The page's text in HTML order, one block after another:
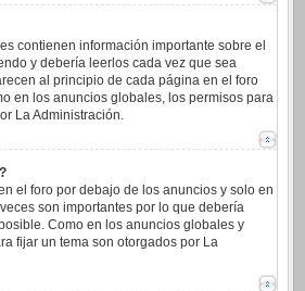
contienen información importante sobre el
y debería leerlos cada vez que sea
al principio de cada página en el foro
en los anuncios globales, los permisos para
La Administración.
el foro por debajo de los anuncios y solo en
son importantes por lo que debería
Como en los anuncios globales y
fijar un tema son otorgados por La